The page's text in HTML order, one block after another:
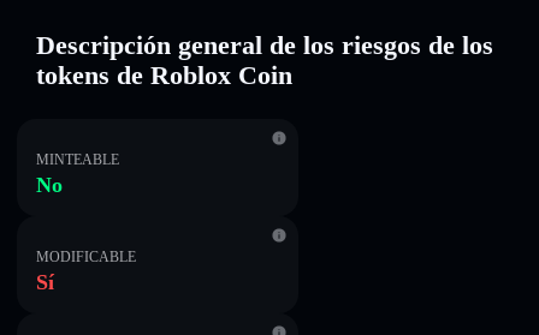
Descripción general de los riesgos de los
tokens de Roblox Coin
MINTEABLE
No
MODIFICABLE
Sí